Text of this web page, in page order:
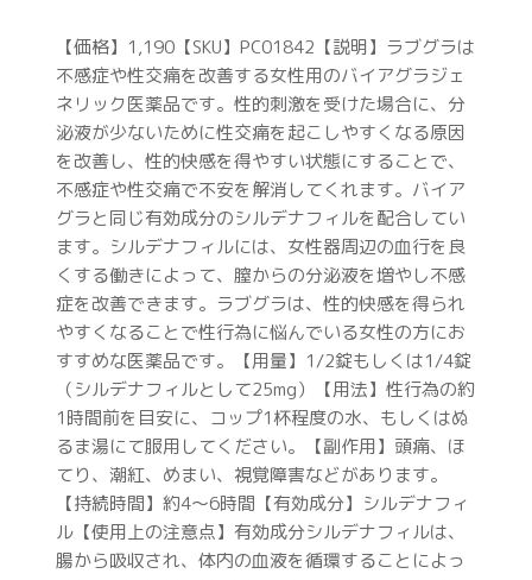
【価格】1,190【SKU】PC01842【説明】ラブグラは
不感症や性交痛を改善する女性用のバイアグラジェ
ネリック医薬品です。性的刺激を受けた場合に、分
泌液が少ないために性交痛を起こしやすくなる原因
を改善し、性的快感を得やすい状態にすることで、
不感症や性交痛で不安を解消してくれます。バイア
グラと同じ有効成分のシルデナフィルを配合してい
ます。シルデナフィルには、女性器周辺の血行を良
くする働きによって、膣からの分泌液を増やし不感
症を改善できます。ラブグラは、性的快感を得られ
やすくなることで性行為に悩んでいる女性の方にお
すすめな医薬品です。【用量】1/2錠もしくは1/4錠
（シルデナフィルとして25mg）【用法】性行為の約
1時間前を目安に、コップ1杯程度の水、もしくはぬ
るま湯にて服用してください。【副作用】頭痛、ほ
てり、潮紅、めまい、視覚障害などがあります。
【持続時間】約4～6時間【有効成分】シルデナフィ
ル【使用上の注意点】有効成分シルデナフィルは、
腸から吸収され、体内の血液を循環することによっ